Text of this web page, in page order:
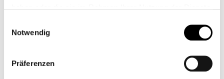
Notwendig
Präferenzen
249,95 €*